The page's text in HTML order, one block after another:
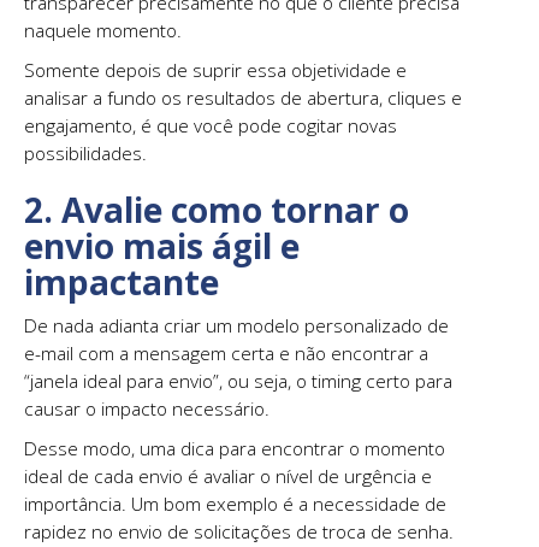
naquele momento.
Somente depois de suprir essa objetividade e
analisar a fundo os resultados de abertura, cliques e
engajamento, é que você pode cogitar novas
possibilidades.
2. Avalie como tornar o
envio mais ágil e
impactante
De nada adianta criar um modelo personalizado de
e-mail com a mensagem certa e não encontrar a
“janela ideal para envio”, ou seja, o timing certo para
causar o impacto necessário.
Desse modo, uma dica para encontrar o momento
ideal de cada envio é avaliar o nível de urgência e
importância. Um bom exemplo é a necessidade de
rapidez no envio de solicitações de troca de senha.